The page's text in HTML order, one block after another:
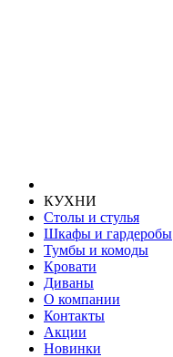
КУХНИ
Столы и стулья
Шкафы и гардеробы
Тумбы и комоды
Кровати
Диваны
О компании
Контакты
Акции
Новинки